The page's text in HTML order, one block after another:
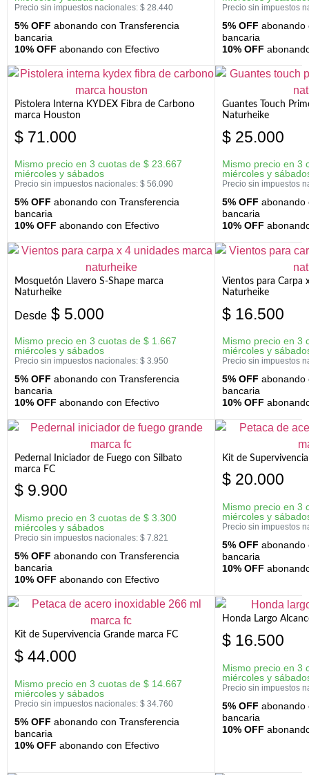
Precio sin impuestos nacionales: $ 28.440
5% OFF abonando con Transferencia
bancaria
10% OFF abonando con Efectivo
Precio sin impuestos
5% OFF abonando
bancaria
10% OFF
Pistolera Interna KYDEX Fibra de Carbono
marca Houston
$ 71.000
Mismo precio en 3 cuotas de $ 23.667
miércoles y sábados
Precio sin impuestos nacionales: $ 56.090
5% OFF abonando con Transferencia
bancaria
10% OFF abonando con Efectivo
Guantes Touch
Naturheike
$ 25.000
Mismo precio en 3
miércoles y
Precio sin impuestos
5% OFF abonando
bancaria
10% OFF
Mosquetón Llavero S-Shape marca
Naturheike
Desde $ 5.000
Mismo precio en 3 cuotas de $ 1.667
miércoles y sábados
Precio sin impuestos nacionales: $ 3.950
5% OFF abonando con Transferencia
bancaria
10% OFF abonando con Efectivo
Vientos para Carpa
Naturheike
$ 16.500
Mismo precio en 3
miércoles y
Precio sin impuestos
5% OFF abonando
bancaria
10% OFF
Pedernal Iniciador de Fuego con Silbato
marca FC
$ 9.900
Mismo precio en 3 cuotas de $ 3.300
miércoles y sábados
Precio sin impuestos nacionales: $ 7.821
5% OFF abonando con Transferencia
bancaria
10% OFF abonando con Efectivo
Kit de
$ 20.000
Mismo precio en 3
miércoles y
Precio sin impuestos
5% OFF abonando
bancaria
10% OFF
Kit de Supervivencia Grande marca FC
$ 44.000
Mismo precio en 3 cuotas de $ 14.667
miércoles y sábados
Precio sin impuestos nacionales: $ 34.760
5% OFF abonando con Transferencia
bancaria
10% OFF abonando con Efectivo
Honda Largo
$ 16.500
Mismo precio en 3
miércoles y
Precio sin impuestos
5% OFF abonando
bancaria
10% OFF